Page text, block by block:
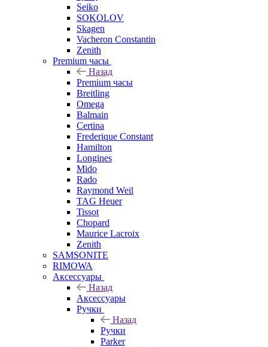
Seiko
SOKOLOV
Skagen
Vacheron Constantin
Zenith
Premium часы
Назад
Premium часы
Breitling
Omega
Balmain
Certina
Frederique Constant
Hamilton
Longines
Mido
Rado
Raymond Weil
TAG Heuer
Tissot
Chopard
Maurice Lacroix
Zenith
SAMSONITE
RIMOWA
Аксессуары
Назад
Аксессуары
Ручки
Назад
Ручки
Parker